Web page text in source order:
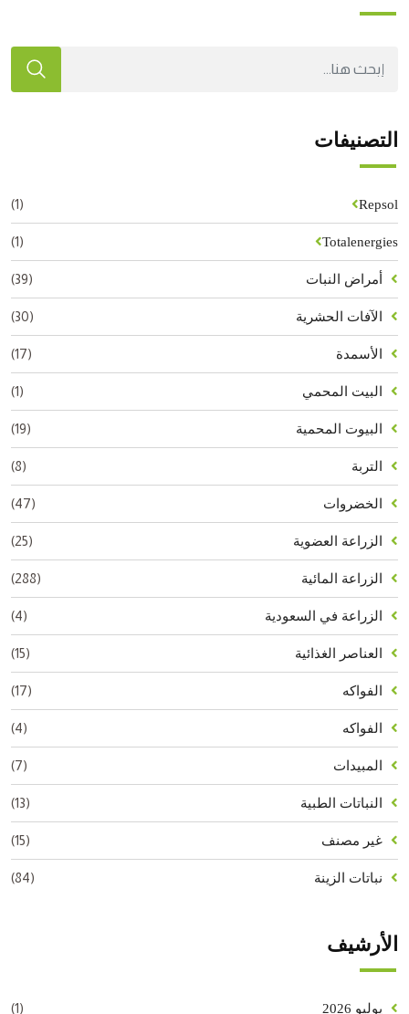
التصنيفات
Repsol
(1)
Totalenergies
(1)
أمراض النبات (39)
الآفات الحشرية (30)
الأسمدة (17)
البيت المحمي (1)
البيوت المحمية (19)
التربة (8)
الخضروات (47)
الزراعة العضوية (25)
الزراعة المائية (288)
الزراعة في السعودية (4)
العناصر الغذائية (15)
الفواكه (17)
الفواكه (4)
المبيدات (7)
النباتات الطبية (13)
غير مصنف (15)
نباتات الزينة (84)
الأرشيف
يوليو 2026 (1)